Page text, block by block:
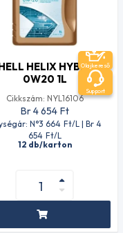
HELIX HYBRID
0W20 1L
Cikkszám: NYL16106
Br 4 654 Ft
N°3 664 Ft/L | Br 4
654 Ft/L
12 db/karton
Olajkereső
Support